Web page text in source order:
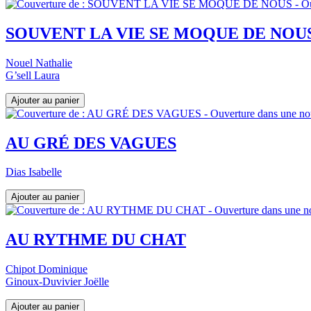
SOUVENT LA VIE SE MOQUE DE
Nouel Nathalie
G’sell Laura
AU GRÉ DES VAGUES
Dias Isabelle
AU RYTHME DU CHAT
Chipot Dominique
Ginoux-Duvivier Joëlle